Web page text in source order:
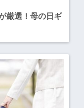
厳選！母の日ギ